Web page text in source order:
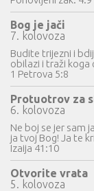
Bog je jači
7. kolovoza
Budite trijezni i
obilazi i traži koga
1 Petrova 5:8
Protuotrov za
6. kolovoza
Ne boj se jer sam
ja tvoj Bog! Ja te
Izaija 41:10
Otvorite vrata
5. kolovoza